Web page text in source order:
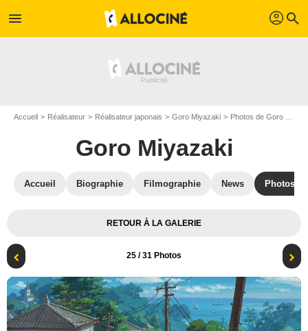
menu profil search
Accueil Réalisateur Réalisateur japonais Goro Miyazaki Photos de Goro Miyazaki
Goro Miyazaki
Accueil Biographie Filmographie News Photos
RETOUR À LA GALERIE
25 / 31 Photos